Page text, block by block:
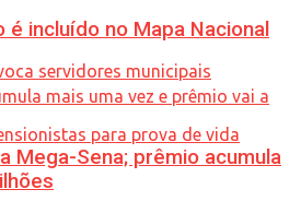
é incluído no Mapa Nacional
Mega-Sena; prêmio acumula